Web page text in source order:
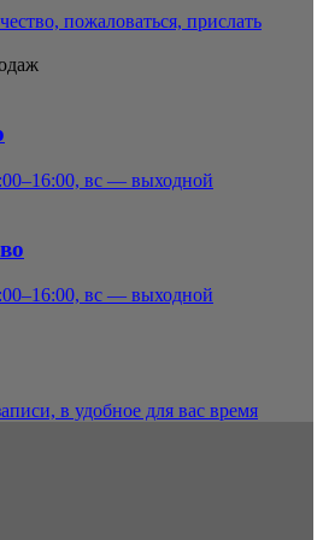
пожаловаться, прислать
вс — выходной
вс — выходной
в удобное для вас время